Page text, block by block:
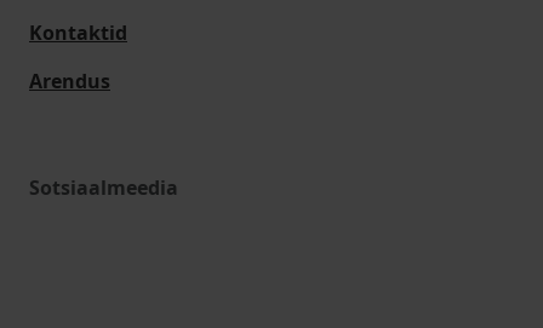
Kontaktid
Arendus
Sotsiaalmeedia